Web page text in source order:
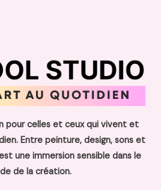
pour celles et ceux qui vivent et
Entre peinture, design, sons et
une immersion sensible dans le
de la création.